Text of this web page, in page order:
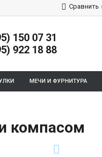
Сравнить
150 07 31
922 18 88
МЕЧИ И ФУРНИТУРА
компасом